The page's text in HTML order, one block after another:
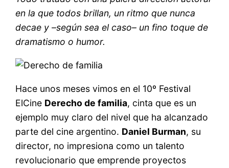
en la que todos brillan, un ritmo que nunca
decae y –según sea el caso– un fino toque de
dramatismo o humor.
Hace unos meses vimos en el 10º Festival
ElCine Derecho de familia, cinta que es un
ejemplo muy claro del nivel que ha alcanzado
parte del cine argentino. Daniel Burman, su
director, no impresiona como un talento
revolucionario que emprende proyectos